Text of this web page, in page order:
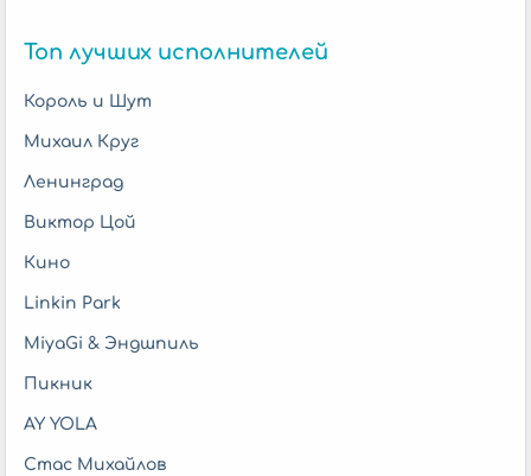
Топ лучших исполнителей
Король и Шут
Михаил Круг
Ленинград
Виктор Цой
Кино
Linkin Park
MiyaGi & Эндшпиль
Пикник
AY YOLA
Стас Михайлов